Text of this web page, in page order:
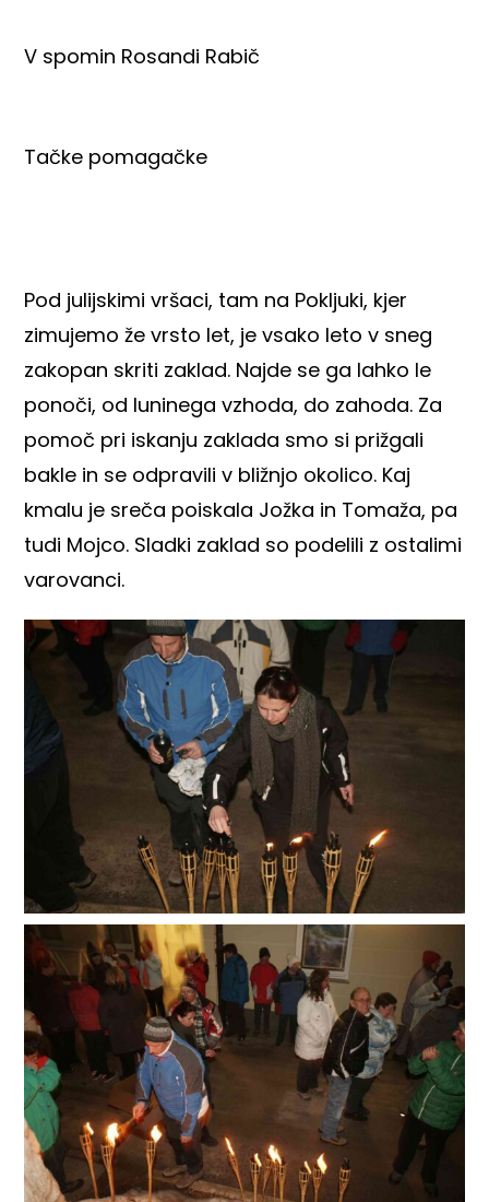
V spomin Rosandi Rabič
Tačke pomagačke
Pod julijskimi vršaci, tam na Pokljuki, kjer
zimujemo že vrsto let, je vsako leto v sneg
zakopan skriti zaklad. Najde se ga lahko le
ponoči, od luninega vzhoda, do zahoda. Za
pomoč pri iskanju zaklada smo si prižgali
bakle in se odpravili v bližnjo okolico. Kaj
kmalu je sreča poiskala Jožka in Tomaža, pa
tudi Mojco. Sladki zaklad so podelili z ostalimi
varovanci.